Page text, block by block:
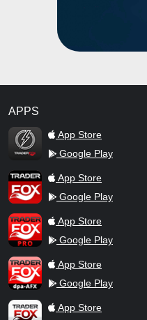
APPS
TraderFox Flash
App Store
Google Play
TraderFox AppApp Store
Google Play
TraderFox ProApp Store
Google Play
TraderFox dpa-AFX ProFeed
App Store
Google Play
TraderFox Live Trading
App Store